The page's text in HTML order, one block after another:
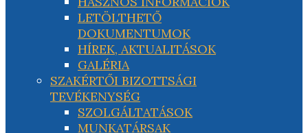
LETÖLTHETŐ
DOKUMENTUMOK
HÍREK, AKTUALITÁSOK
GALÉRIA
SZAKÉRTŐI BIZOTTSÁGI
TEVÉKENYSÉG
SZOLGÁLTATÁSOK
MUNKATÁRSAK